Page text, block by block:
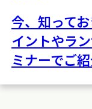
今、知って
イントやラ
ミナーでご紹